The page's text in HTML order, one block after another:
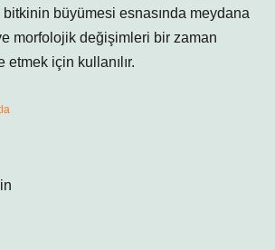
büyümesi esnasında meydana
morfolojik değişimleri bir zaman
için kullanılır.